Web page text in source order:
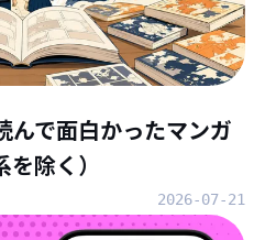
んで面白かったマンガ
除く）
2026-07-21